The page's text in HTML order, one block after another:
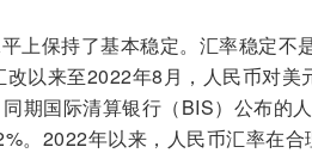
上保持了基本稳定。汇率稳定不
以来至2022年8月，人民币对美
期国际清算银行（BIS）公布的
。2022年以来，人民币汇率在合